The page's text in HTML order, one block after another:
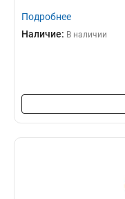
Подробнее
Наличие: В наличии